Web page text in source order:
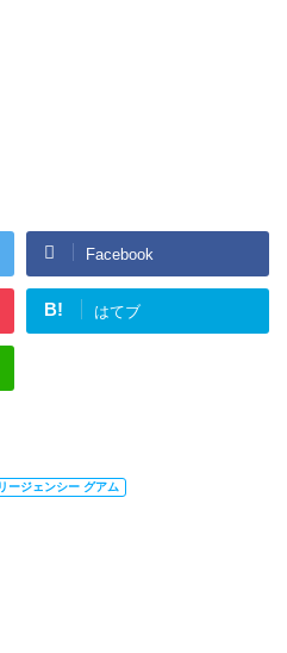
Facebook
B! はてブ
ージェンシー グアム